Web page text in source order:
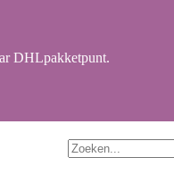
DHLpakketpunt.